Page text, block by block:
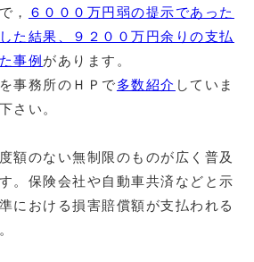
で，
６０００万円弱の提示であった
た結果、９２００万円余りの支払
事例があります。
事務所のＨＰで多数紹介 していま
さい。
のない無制限のものが広く普及
。保険会社や自動車共済などと示
における損害賠償額が支払われる